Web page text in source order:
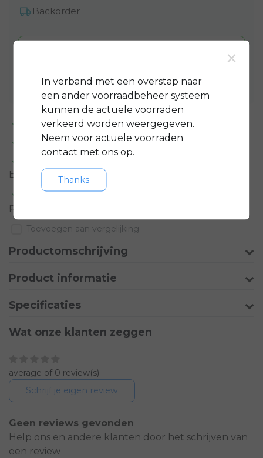
Backorder
Aan verlanglijst toevoegen
Standaard 3 jaargarantie op bijna alle fietsen
GRATIS servicepakket t.w.v. minimaal € 150,-
bezorging in regio groot
Eindhoven
Meer informatie?
product
Toevoegen aan vergelijking
Productomschrijving
Product informatie
Specificaties
Wat onze klanten zeggen
average of 0 review(s)
Schrijf je eigen review
Geen reviews gevonden
Help ons en andere klanten door het schrijven van
een review
×
In verband met een overstap naar
een ander voorraadbeheer systeem
kunnen de actuele voorraden
verkeerd worden weergegeven.
Neem voor actuele voorraden
contact met ons op.
Thanks